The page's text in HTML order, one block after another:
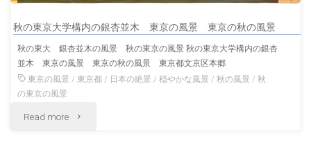
の
風
春
秋の東京大学構内の銀杏並木 東京の風景 東京の秋の風景
秋の東大 銀杏並木の風景 秋の東京の風景 秋の東京大学構内の銀杏
並木 東京の風景 東京の秋の風景 東京都文京区本郷
東京の風景 / 東京都 / 日本の絶景 /穏やかな風景 /秋の風景 /秋
の東京の風景
Read more "秋